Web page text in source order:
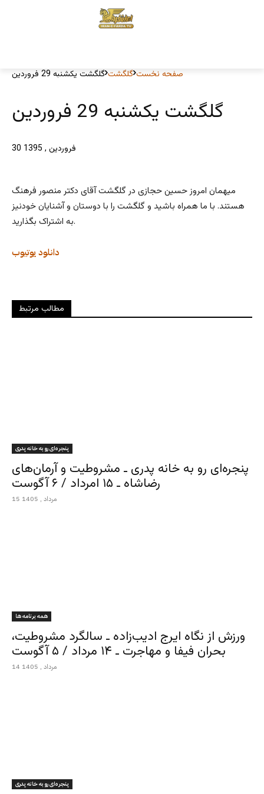
صفحه نخست گلگشت گلگشت یکشنبه 29 فروردین
گلگشت یکشنبه 29 فروردین
30 فروردین , 1395
میهمان امروز حسین حجازی در گلگشت آقای دکتر منصور فرهنگ
هستند. با ما همراه باشید و گلگشت را با دوستان و آشنایان خودنیز
به اشتراک بگذارید.
یوتیوب دانلود
مطالب مرتبط
پنجره‌ای رو به خانه پدری
پنجره‌ای رو به خانه پدری ـ مشروطیت و آرمان‌های
رضاشاه ـ ۱۵ امرداد / ۶ آگوست
15 مرداد , 1405
همه برنامه ها
ورزش از نگاه ایرج ادیب‌زاده ـ سالگرد مشروطیت،
بحران فیفا و مهاجرت ـ ۱۴ مرداد / ۵ آگوست
14 مرداد , 1405
پنجره‌ای رو به خانه پدری